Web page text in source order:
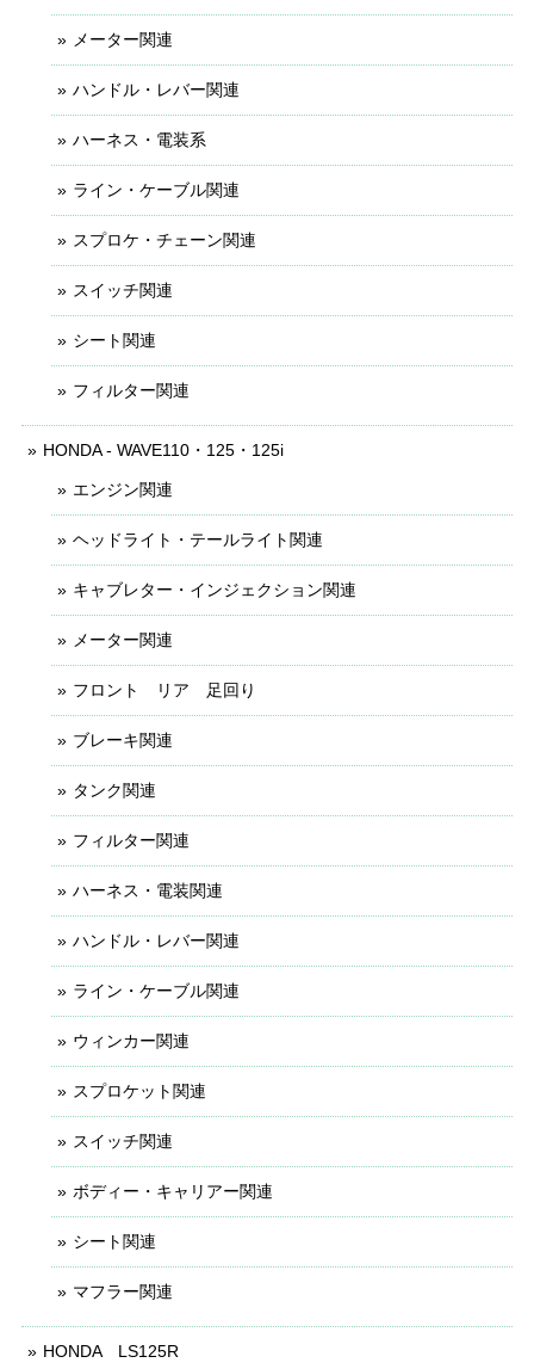
メーター関連
ハンドル・レバー関連
ハーネス・電装系
ライン・ケーブル関連
スプロケ・チェーン関連
スイッチ関連
シート関連
フィルター関連
HONDA - WAVE110・125・125i
エンジン関連
ヘッドライト・テールライト関連
キャブレター・インジェクション関連
メーター関連
フロント リア 足回り
ブレーキ関連
タンク関連
フィルター関連
ハーネス・電装関連
ハンドル・レバー関連
ライン・ケーブル関連
ウィンカー関連
スプロケット関連
スイッチ関連
ボディー・キャリアー関連
シート関連
マフラー関連
HONDA LS125R